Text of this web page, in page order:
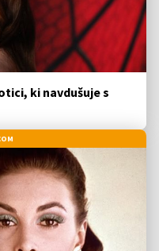
ki navdušuje s